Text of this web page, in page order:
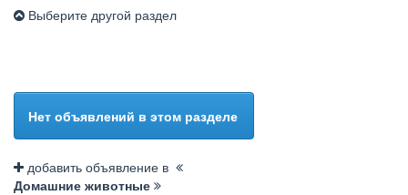
Выберите другой раздел
Нет объявлений в этом разделе
добавить объявление в
Домашние животные